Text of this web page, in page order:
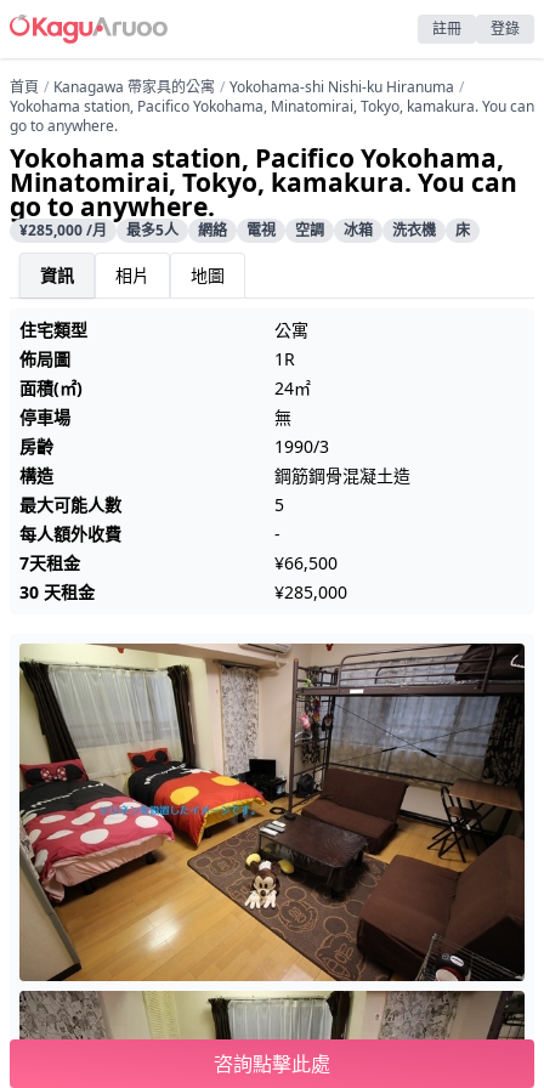
註冊 登錄
首頁 Kanagawa 帶家具的公寓
Yokohama-shi Nishi-ku Hiranuma
Yokohama station, Pacifico Yokohama, Minatomirai, Tokyo, kamakura. You can
go to anywhere.
Yokohama station, Pacifico Yokohama,
Minatomirai, Tokyo, kamakura. You can
go to anywhere.
¥285,000 /月 最多5人 網絡 電視 空調 冰箱 洗衣機 床
資訊 相片 地圖
住宅類型
公寓
佈局圖
1R
面積(㎡)
24㎡
停車場
無
房齡
1990/3
構造
鋼筋鋼骨混凝土造
最大可能人數
5
每人額外收費
-
7天租金
¥66,500
30 天租金
¥285,000
咨詢點擊此處